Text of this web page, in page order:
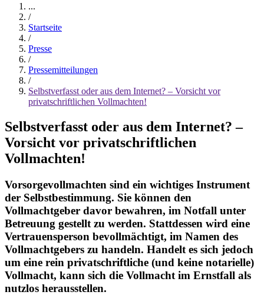
...
/
Startseite
/
Presse
/
Pressemitteilungen
/
Selbstverfasst oder aus dem Internet? – Vorsicht vor
privatschriftlichen Vollmachten!
Selbstverfasst oder aus dem Internet? –
Vorsicht vor privatschriftlichen
Vollmachten!
Vorsorgevollmachten sind ein wichtiges Instrument
der Selbstbestimmung. Sie können den
Vollmachtgeber davor bewahren, im Notfall unter
Betreuung gestellt zu werden. Stattdessen wird eine
Vertrauensperson bevollmächtigt, im Namen des
Vollmachtgebers zu handeln. Handelt es sich jedoch
um eine rein privatschriftliche (und keine notarielle)
Vollmacht, kann sich die Vollmacht im Ernstfall als
nutzlos herausstellen.